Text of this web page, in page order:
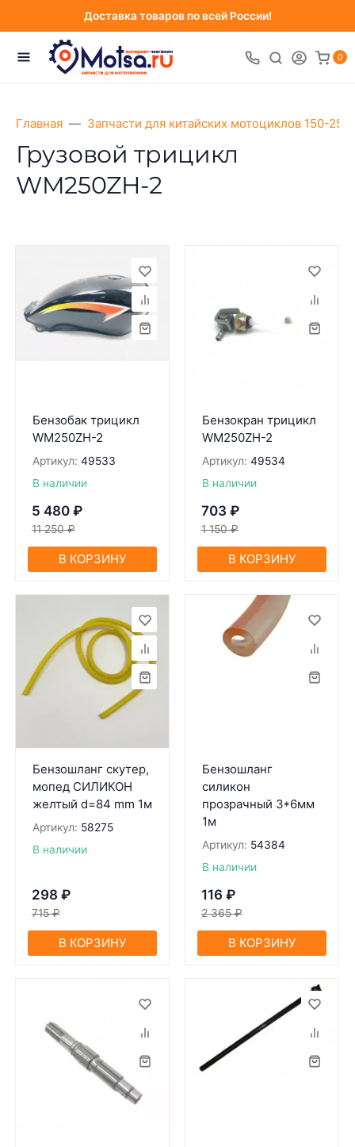
Доставка товаров по всей России!
0
Главная Запчасти для китайских мотоциклов 150-
Грузовой трицикл
WM250ZH-2
Бензобак трицикл
WM250ZH-2
Артикул: 49533
В наличии
5 480 ₽
11 250 ₽
В КОРЗИНУ
Бензокрaн трицикл
WM250ZH-2
Артикул: 49534
В наличии
703 ₽
1 150 ₽
В КОРЗИНУ
Бензошлaнг скутер,
мопед СИЛИКОН
желтый d=84 mm 1м
Артикул: 58275
В наличии
298 ₽
715 ₽
В КОРЗИНУ
Бензошланг
силикон
прозрачный 3*6мм
1м
Артикул: 54384
В наличии
116 ₽
2 365 ₽
В КОРЗИНУ